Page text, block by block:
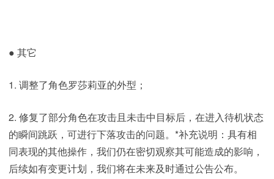
● 其它
1. 调整了角色罗莎莉亚的外型；
2. 修复了部分角色在攻击且未击中目标后，在进入待机状态
的瞬间跳跃，可进行下落攻击的问题。*补充说明：具有相
同表现的其他操作，我们仍在密切观察其可能造成的影响，
后续如有变更计划，我们将在未来及时通过公告公布。